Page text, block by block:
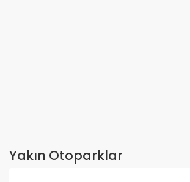
Yakın Otoparklar